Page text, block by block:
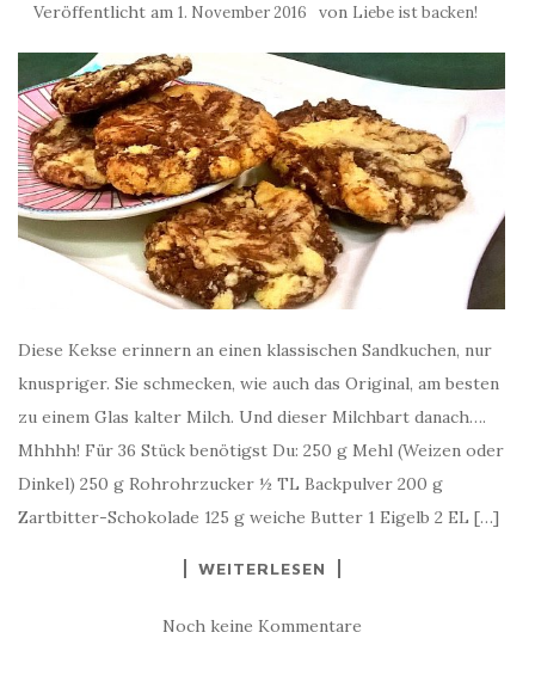
Veröffentlicht am 1. November 2016 von Liebe ist backen!
Diese Kekse erinnern an einen klassischen Sandkuchen, nur
knuspriger. Sie schmecken, wie auch das Original, am besten
zu einem Glas kalter Milch. Und dieser Milchbart danach….
Mhhhh! Für 36 Stück benötigst Du: 250 g Mehl (Weizen oder
Dinkel) 250 g Rohrohrzucker ½ TL Backpulver 200 g
Zartbitter-Schokolade 125 g weiche Butter 1 Eigelb 2 EL […]
WEITERLESEN
Noch keine Kommentare